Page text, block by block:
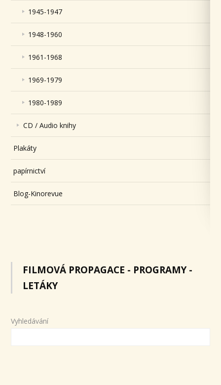
1945-1947
1948-1960
1961-1968
1969-1979
1980-1989
CD / Audio knihy
Plakáty
papírnictví
Blog-Kinorevue
FILMOVÁ PROPAGACE - PROGRAMY -
LETÁKY
Vyhledávání